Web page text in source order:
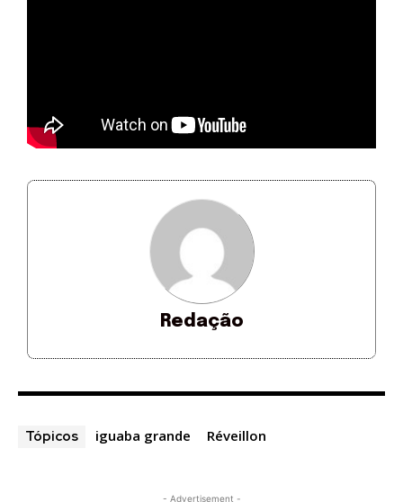
Redação
Tópicos iguaba grande Réveillon
- Advertisement -